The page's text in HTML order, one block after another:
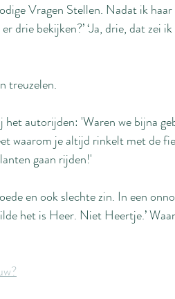
Vragen Stellen. Nadat ik haar
bekijken?’ ‘Ja, drie, dat zei ik
treuzelen.
autorijden: 'Waren we bijna
waarom je altijd rinkelt met de
gaan rijden!'
en ook slechte zin. In een
het is Heer. Niet Heertje.’